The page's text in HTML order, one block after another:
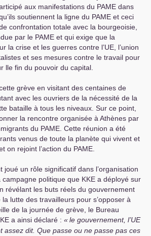
aux manifestations du PAME dans
soutiennent la ligne du PAME et ceci
confrontation totale avec la bourgeoisie,
par le PAME et qui exige que la
la crise et les guerres contre l’UE , l’union
et ses mesures contre le travail pour
lle fin du pouvoir du capital.
grève en visitant des centaines de
avec les ouvriers de la nécessité de la
bataille à tous les niveaux. Sur ce point,
la rencontre organisée à Athènes par
du PAME . Cette réunion a été
venus de toute la planète qui vivent et
on rejoint l’action du PAME
joué un rôle significatif dans l’organisation
politique que KKE a déployé sur
révélant les buts réels du gouvernement
lutte des travailleurs pour s’opposer à
de la journée de grève, le Bureau
a ainsi déclaré : «le gouvernement, l’UE
assez dit. Que passe ou ne passe pas ces